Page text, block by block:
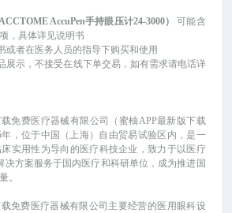
AccuPen手持眼压计24-3000） 可能含
，具体详见说明书
或者在医务人员的指导下购买和使用
展示，不接受在线下单交易，如有需求请电话详
免费医疗器械有限公司（蜜柚APP最新版下载
年，位于中国（上海）自由贸易试验区内，是一
实用性为导向的医疗科技企业，致力于以医疗
决方案服务于国内医疗和科研单位，成为推进国
。
免费医疗器械有限公司主要经营的医用眼科设